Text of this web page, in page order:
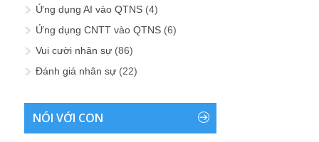
Ứng dụng AI vào QTNS (4)
Ứng dụng CNTT vào QTNS (6)
Vui cười nhân sự (86)
Đánh giá nhân sự (22)
NÓI VỚI CON